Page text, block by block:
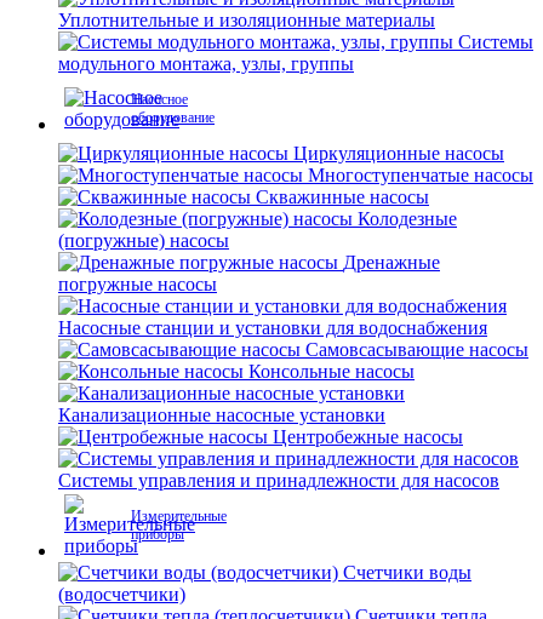
Уплотнительные и изоляционные материалы
Системы
модульного монтажа, узлы, группы
Насосное
оборудование
Циркуляционные насосы
Многоступенчатые насосы
Скважинные насосы
Колодезные
(погружные) насосы
Дренажные
погружные насосы
Насосные станции и установки для водоснабжения
Самовсасывающие насосы
Консольные насосы
Канализационные насосные установки
Центробежные насосы
Системы управления и принадлежности для насосов
Измерительные
приборы
Счетчики воды
(водосчетчики)